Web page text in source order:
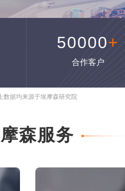
50000+
合作客户
数据均来源于埃摩森研究院
森服务